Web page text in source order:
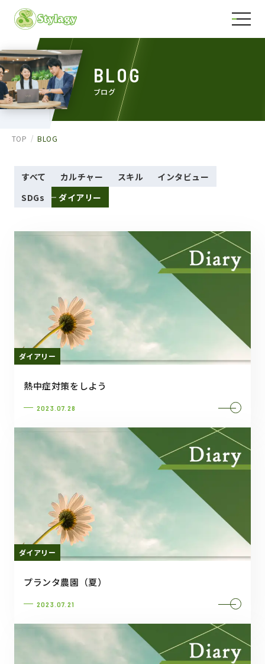
BLOG
ブログ
TOP BLOG
すべて カルチャー スキル
インタビュー
SDGs
ダイアリー
ダイアリー
熱中症対策をしよう
2023.07.28
ダイアリー
プランタ農園（夏）
2023.07.21